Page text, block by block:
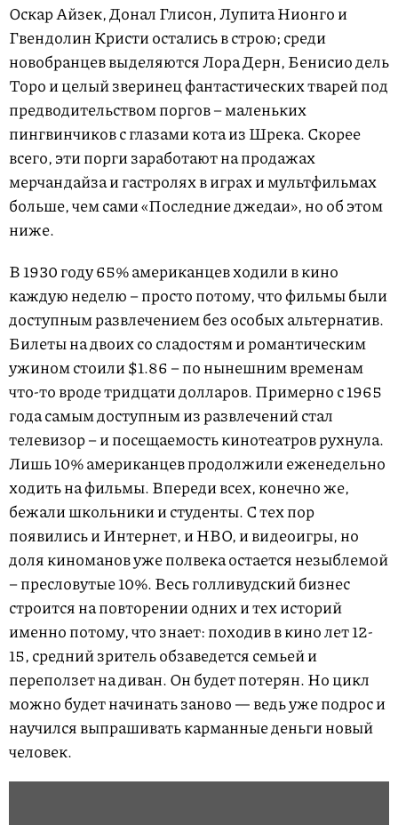
Оскар Айзек, Донал Глисон, Лупита Нионго и
Гвендолин Кристи остались в строю; среди
новобранцев выделяются Лора Дерн, Бенисио дель
Торо и целый зверинец фантастических тварей под
предводительством поргов – маленьких
пингвинчиков с глазами кота из Шрека. Скорее
всего, эти порги заработают на продажах
мерчандайза и гастролях в играх и мультфильмах
больше, чем сами «Последние джедаи», но об этом
ниже.
В 1930 году 65% американцев ходили в кино
каждую неделю – просто потому, что фильмы были
доступным развлечением без особых альтернатив.
Билеты на двоих со сладостям и романтическим
ужином стоили $1.86 – по нынешним временам
что-то вроде тридцати долларов. Примерно с 1965
года самым доступным из развлечений стал
телевизор – и посещаемость кинотеатров рухнула.
Лишь 10% американцев продолжили еженедельно
ходить на фильмы. Впереди всех, конечно же,
бежали школьники и студенты. С тех пор
появились и Интернет, и HBO, и видеоигры, но
доля киноманов уже полвека остается незыблемой
– пресловутые 10%. Весь голливудский бизнес
строится на повторении одних и тех историй
именно потому, что знает: походив в кино лет 12-
15, средний зритель обзаведется семьей и
переползет на диван. Он будет потерян. Но цикл
можно будет начинать заново — ведь уже подрос и
научился выпрашивать карманные деньги новый
человек.